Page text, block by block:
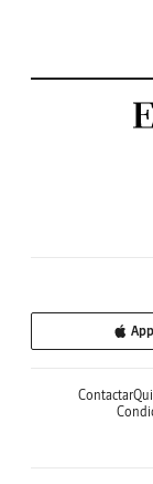
Contactar